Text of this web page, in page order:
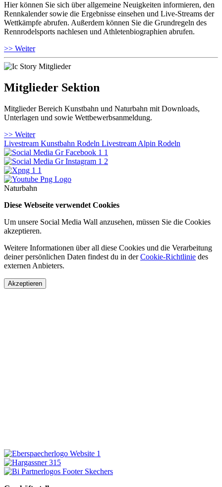
Hier können Sie sich über allgemeine Neuigkeiten informieren, den
Rennkalender sowie die Ergebnisse einsehen und Live-Streams der
Wettkämpfe abrufen. Außerdem können Sie die Grundregeln des
Rennrodelsports nachlesen und Athletenbiographien abrufen.
>> Weiter
Mitglieder Sektion
Mitglieder Bereich Kunstbahn und Naturbahn mit Downloads,
Unterlagen und sowie Wettbewerbsanmeldung.
>> Weiter
Livestream Kunstbahn Rodeln Livestream Alpin Rodeln
Naturbahn
Diese Webseite verwendet Cookies
Um unsere Social Media Wall anzusehen, müssen Sie die Cookies
akzeptieren.
Weitere Informationen über all diese Cookies und die Verarbeitung
deiner persönlichen Daten findest du in derCookie-Richtlinie des
externen Anbieters.
Akzeptieren